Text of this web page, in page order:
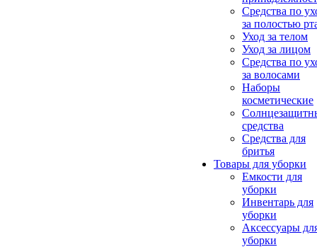
Средства по
за полостью
Уход за телом
Уход за лицом
Средства по
за волосами
Наборы
косметические
средства
Средства для
бритья
Товары для уборки
Емкости для
уборки
Инвентарь для
уборки
Аксессуары
уборки